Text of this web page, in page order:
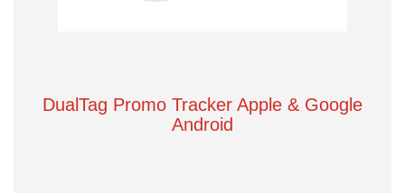
DualTag Promo Tracker Apple & Google
Android